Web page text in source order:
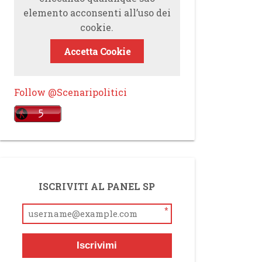
elemento acconsenti all’uso dei
cookie.
Accetta Cookie
Follow @Scenaripolitici
ISCRIVITI AL PANEL SP
*
Iscrivimi